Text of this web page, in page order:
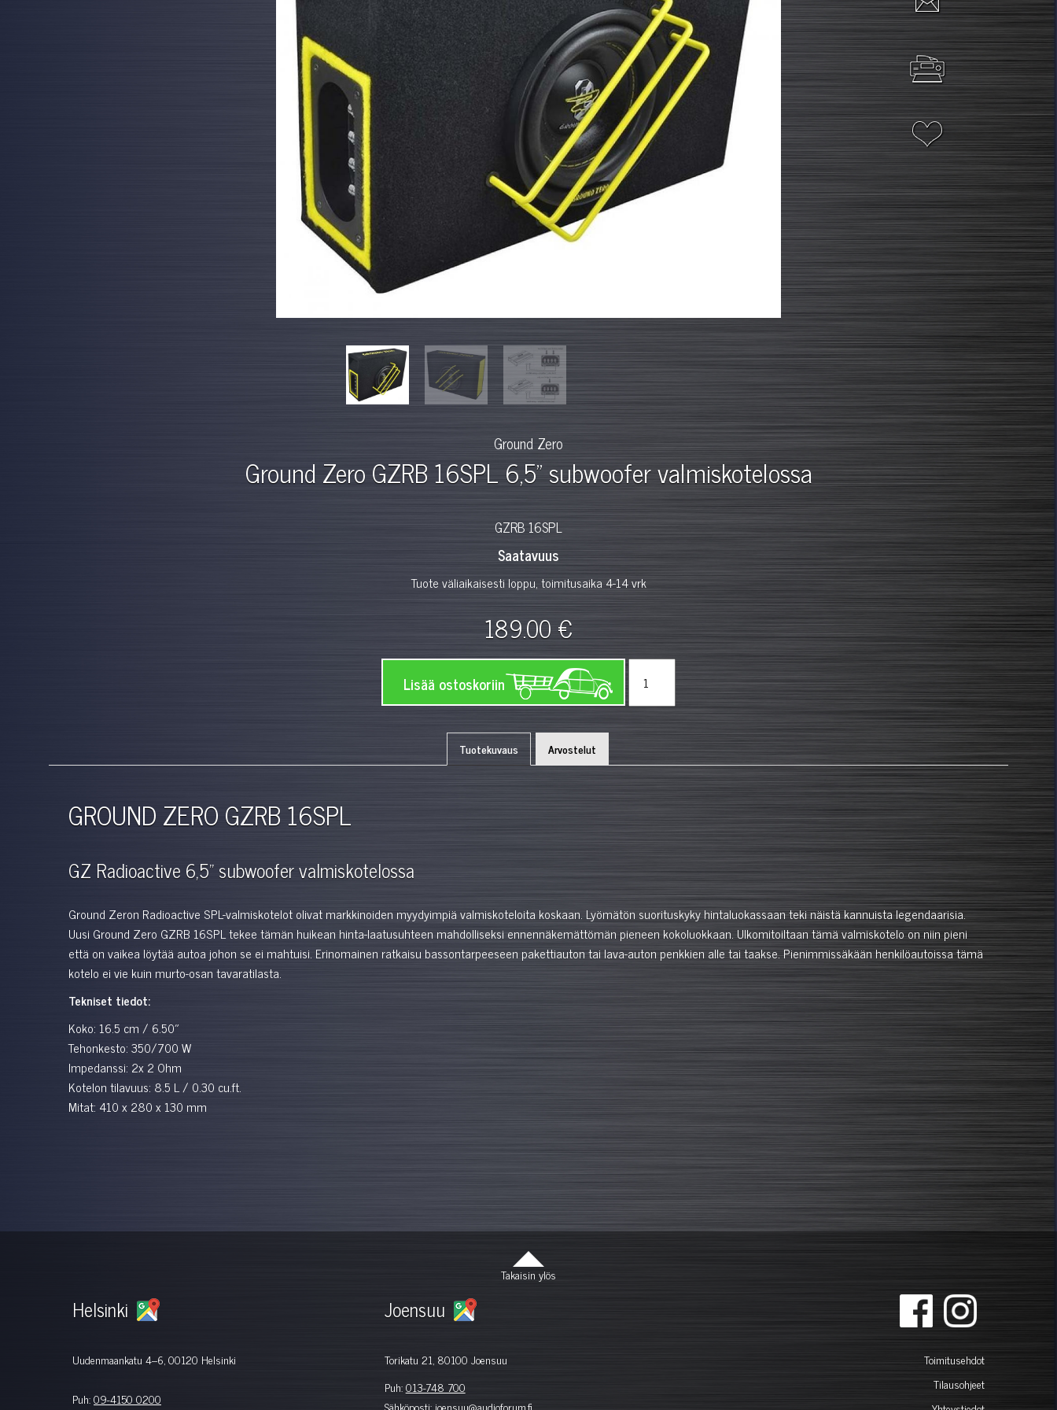
Ground Zero
Ground Zero GZRB 16SPL 6,5" subwoofer valmiskotelossa
GZRB 16SPL
Saatavuus
Tuote väliaikaisesti loppu, toimitusaika 4-14 vrk
189.00 €
Lisää ostoskoriin
Tuotekuvaus Arvostelut
GROUND ZERO GZRB 16SPL
GZ Radioactive 6,5" subwoofer valmiskotelossa
Ground Zeron Radioactive SPL-valmiskotelot olivat markkinoiden myydyimpiä valmiskoteloita koskaan. Lyömätön suorituskyky hintaluokassaan teki näistä kannuista legendaarisia.
Uusi Ground Zero GZRB 16SPL tekee tämän huikean hinta-laatusuhteen mahdolliseksi ennennäkemättömän pieneen kokoluokkaan. Ulkomitoiltaan tämä valmiskotelo on niin pieni
että on vaikea löytää autoa johon se ei mahtuisi. Erinomainen ratkaisu bassontarpeeseen pakettiauton tai lava-auton penkkien alle tai taakse. Pienimmissäkään henkilöautoissa tämä
kotelo ei vie kuin murto-osan tavaratilasta.
Tekniset tiedot:
Koko: 16.5 cm / 6.50″
Tehonkesto: 350/700 W
Impedanssi: 2x 2 Ohm
Kotelon tilavuus: 8.5 L / 0.30 cu.ft.
Mitat: 410 x 280 x 130 mm
Takaisin ylös
Helsinki
Uudenmaankatu 4–6, 00120 Helsinki
Puh:09-4150 0200
Joensuu
Torikatu 21, 80100 Joensuu
Puh:013-748 700
Sähköposti: joensuu@audioforum.fi
Toimitusehdot
Tilausohjeet